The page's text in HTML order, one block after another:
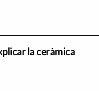
la ceràmica